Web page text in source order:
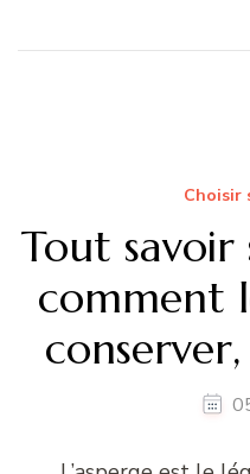
Choisir
Tout savoir
comment